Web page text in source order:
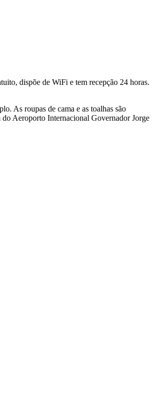
dispõe de WiFi e tem recepção 24 horas.
As roupas de cama e as toalhas são
Aeroporto Internacional Governador Jorge